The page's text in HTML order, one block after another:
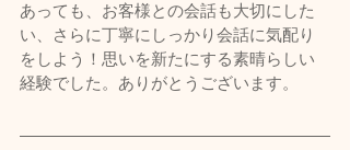
あっても、お客様との会話も大切にした
い、さらに丁寧にしっかり会話に気配り
をしよう！思いを新たにする素晴らしい
経験でした。ありがとうございます。